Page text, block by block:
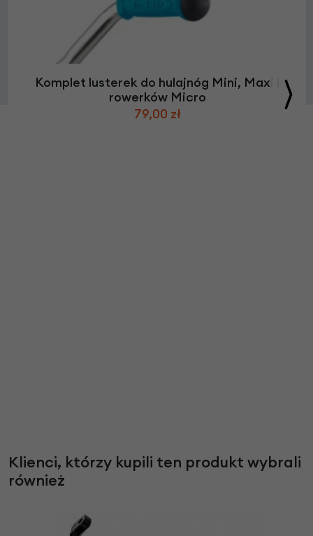
Komplet lusterek do hulajnóg Mini, Maxi i
rowerków Micro
79,00 zł
Klienci, którzy kupili ten produkt wybrali
również